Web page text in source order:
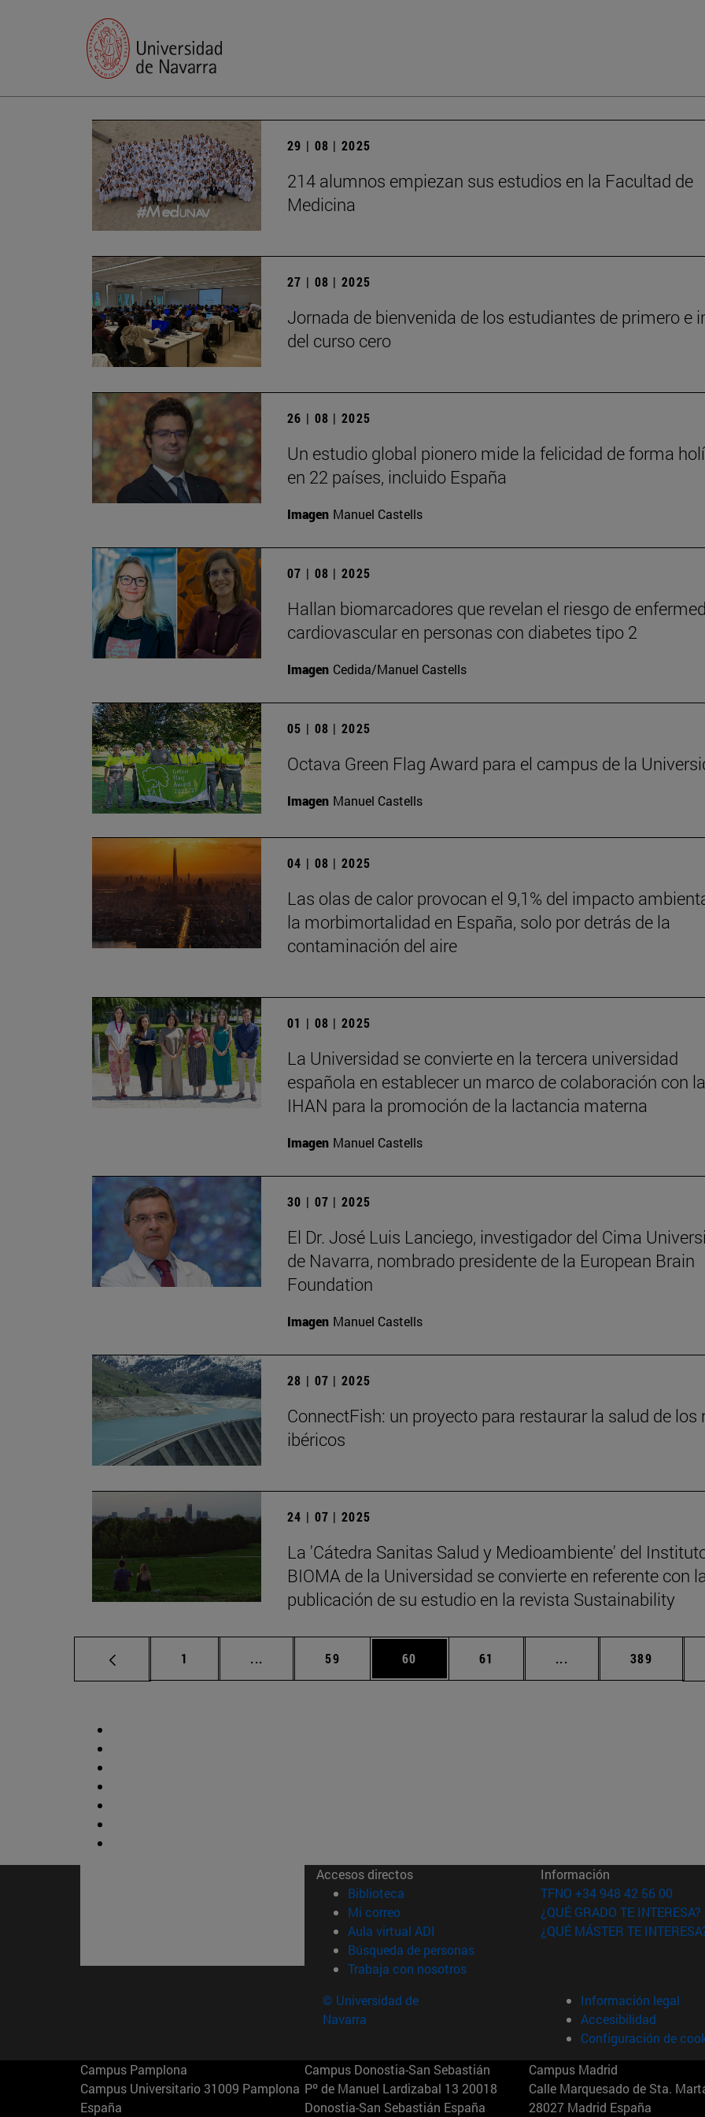
29 | 08 | 2025
214 alumnos empiezan sus estudios en la Facultad de
Medicina
27 | 08 | 2025
Jornada de bienvenida de los estudiantes de primero e
del curso cero
26 | 08 | 2025
Un estudio global pionero mide la felicidad de forma
en 22 países, incluido España
Imagen Manuel Castells
07 | 08 | 2025
Hallan biomarcadores que revelan el riesgo de
cardiovascular en personas con diabetes tipo 2
Imagen Cedida/Manuel Castells
05 | 08 | 2025
Octava Green Flag Award para el campus de la
Imagen Manuel Castells
04 | 08 | 2025
Las olas de calor provocan el 9,1% del impacto
la morbimortalidad en España, solo por detrás de la
contaminación del aire
01 | 08 | 2025
La Universidad se convierte en la tercera universidad
española en establecer un marco de colaboración con la
IHAN para la promoción de la lactancia materna
Imagen Manuel Castells
30 | 07 | 2025
El Dr. José Luis Lanciego, investigador del Cima
de Navarra, nombrado presidente de la European Brain
Foundation
Imagen Manuel Castells
28 | 07 | 2025
ConnectFish: un proyecto para restaurar la salud de los
ibéricos
24 | 07 | 2025
La 'Cátedra Sanitas Salud y Medioambiente' del
BIOMA de la Universidad se convierte en referente con
publicación de su estudio en la revista Sustainability
Página
1 ... Páginas intermedias Use TAB para desplazarse.
Página
59 Página
60 Página
61 ... Páginas intermedias
Página
389
Accesos directos
Biblioteca (abre en nueva ventana)
Mi correo(abre en nueva ventana)
Aula virtual ADI (abre en nueva ventana)
Búsqueda de personas(abre en nueva ventana)
Trabaja con nosotros(abre en nueva ventana)
Información
TFNO +34 948 42 56 00
¿QUÉ GRADO TE INTERESA?
¿QUÉ MÁSTER TE
© Universidad de
Navarra
Información legal
Accesibilidad
Configuración de
Campus Pamplona
Campus Universitario 31009 Pamplona
España
Campus Donostia-San Sebastián
Pº de Manuel Lardizabal 13 20018
Donostia-San Sebastián España
Campus Madrid
Calle Marquesado de Sta.
28027 Madrid España